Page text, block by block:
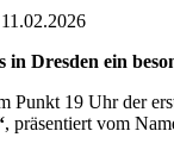
in Dresden ein
Punkt 19 Uhr der
, präsentiert vom